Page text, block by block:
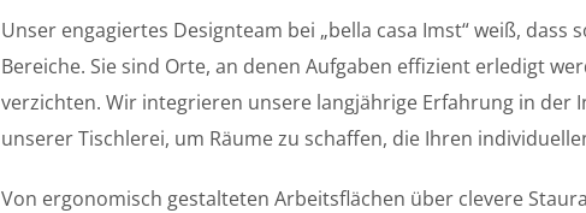
Unser engagiertes Designteam bei „bella casa Imst“ weiß,
Bereiche. Sie sind Orte, an denen Aufgaben effizient erledigt
verzichten. Wir integrieren unsere langjährige Erfahrung in
unserer Tischlerei, um Räume zu schaffen, die Ihren
Von ergonomisch gestalteten Arbeitsflächen über clevere